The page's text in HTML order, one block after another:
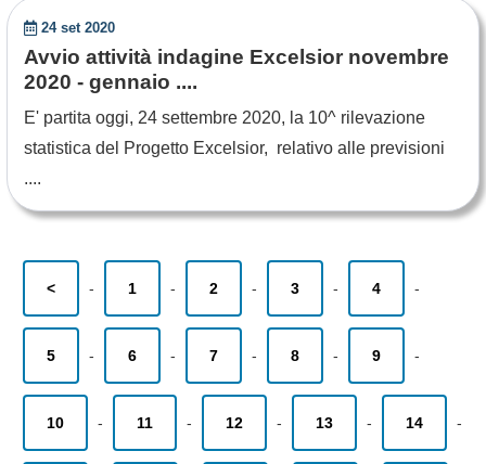
24 set 2020
Avvio attività indagine Excelsior novembre
2020 - gennaio ....
E' partita oggi, 24 settembre 2020, la 10^ rilevazione
statistica del Progetto Excelsior, relativo alle previsioni
....
< - 1 - 2 - 3 - 4 -
5 - 6 - 7 - 8 - 9 -
10 - 11 - 12 - 13 - 14 -